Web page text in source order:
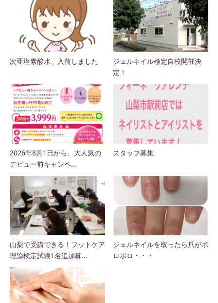
次亜塩素酸水、入荷しました
ジェルネイル検定自校開催決
定！
2026年8月1日から、大人気の
デビュー前キャンペ...
スタッフ募集
山梨で受講できる！フットケア
理論検定試験1名追加募...
ジェルネイルを取ったら爪がボ
ロボロ・・・